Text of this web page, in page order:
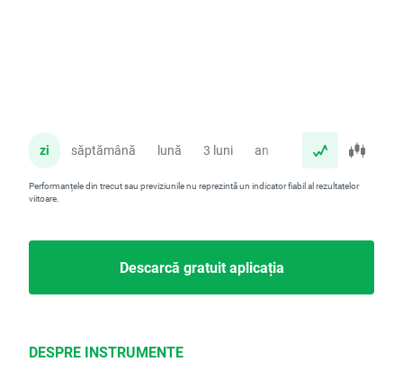
zi săptămână lună 3 luni an
Performanțele din trecut sau previziunile nu reprezintă un indicator fiabil al rezultatelor
viitoare.
Descarcă gratuit aplicația
DESPRE INSTRUMENTE